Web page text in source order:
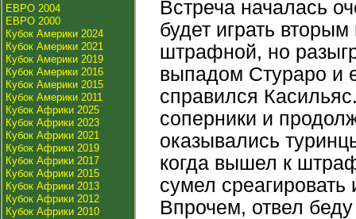
ЕВРО 2004
ЕВРО 2000
Кубок Америки 2024
Кубок Америки 2021
Кубок Америки 2019
Кубок Америки 2016
Кубок Америки 2015
Кубок Америки 2011
Кубок Африки 2025
Кубок Африки 2023
Кубок Африки 2021
Кубок Африки 2019
Кубок Африки 2017
Кубок Африки 2015
Кубок Африки 2013
Кубок Африки 2012
Кубок Африки 2010
Встреча началась
будет играть
штрафной, но
выпадом Стураро и
справился
соперники и
оказывались
когда вышел к
сумел
Впрочем, отвел